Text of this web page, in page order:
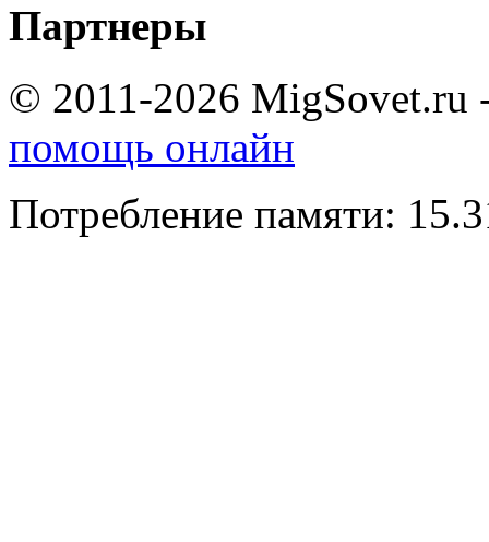
Партнеры
© 2011-2026 MigSovet.ru
помощь онлайн
Потребление памяти: